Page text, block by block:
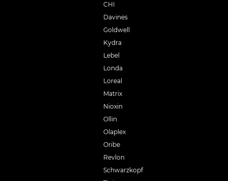
CHI
Davines
Goldwell
Kydra
Lebel
Londa
Loreal
Matrix
Nioxin
Ollin
Olaplex
Oribe
Revlon
Schwarzkopf